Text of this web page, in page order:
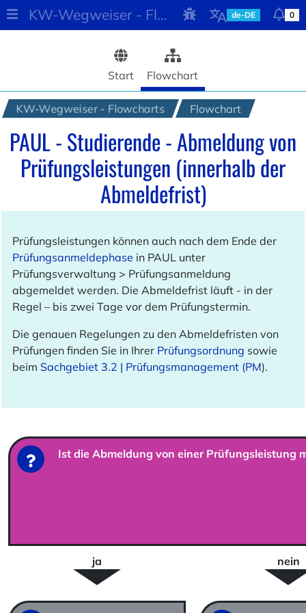
Start Flowchart
KW-Wegweiser - Flowcharts Flowchart
PAUL - Studierende - Abmeldung von
Prüfungsleistungen (innerhalb der
Abmeldefrist)
Prüfungsleistungen können auch nach dem Ende der
Prüfungsanmeldephase in PAUL unter
Prüfungsverwaltung > Prüfungsanmeldung
abgemeldet werden. Die Abmeldefrist läuft - in der
Regel – bis zwei Tage vor dem Prüfungstermin.
Die genauen Regelungen zu den Abmeldefristen von
Prüfungen finden Sie in Ihrer Prüfungsordnung sowie
beim Sachgebiet 3.2 | Prüfungsmanagement (PM).
Ist die Abmeldung von einer Prüfungsleistung
ja nein
@UPB
KW-Wegweiser - Flowcharts de-DE 0